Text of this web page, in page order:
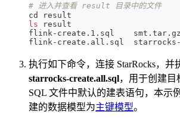
# 进入并查看 result 目录中的文件
cd
result
ls result
flink-create.1.sql
flink-create.all.sql  starrocks-
执行如下命令，连接 StarRocks，并
starrocks-create.all.sql，用于创建目
SQL 文件中默认的建表语句，本示
建的数据模型为主键模型。